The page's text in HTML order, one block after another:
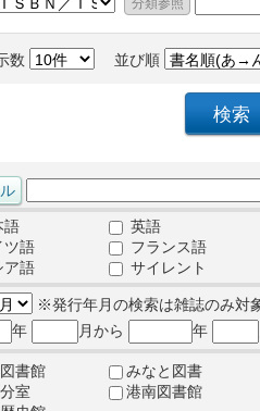
数 並び順
語
英語
ツ語
フランス語
ア語
サイレント
※発行年月の検索は雑誌のみ対
年
月から 年
書館
みなと図書
室
港南図書館